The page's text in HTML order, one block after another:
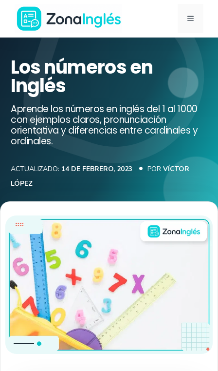
Saltar
contenido
Ir
la
portada
ZonaInglés
MENÚ
Los números en
Inglés
Aprende los números en inglés del 1 al 1000
con ejemplos claros, pronunciación
orientativa y diferencias entre cardinales y
ordinales.
ACTUALIZADO: 14 DE FEBRERO, 2023 POR VÍCTOR
LÓPEZ